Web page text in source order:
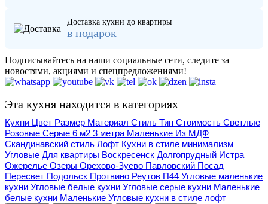
Доставка кухни до квартиры
в подарок
Подписывайтесь на наши социальные сети, следите за
новостями, акциями и спецпредложениями!
Эта кухня находится в категориях
Кухни Цвет Размер Материал Стиль Тип Стоимость Светлые
Розовые Серые 6 м2 3 метра Маленькие Из МДФ
Скандинавский стиль Лофт Кухни в стиле минимализм
Угловые Для квартиры Воскресенск Долгопрудный Истра
Ожерелье Озеры Орехово-Зуево Павловский Посад
Пересвет Подольск Протвино Реутов П44 Угловые маленькие
кухни Угловые белые кухни Угловые серые кухни Маленькие
белые кухни Маленькие Угловые кухни в стиле лофт